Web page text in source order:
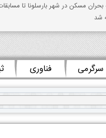
بحران مسکن در شهر بارسلونا تا
شد
سرگرمی فناوری